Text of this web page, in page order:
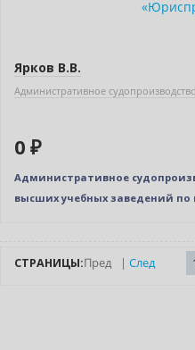
Ярков В.В.
Административное судопроизводство
0 ₽
Административное
высших учебных заведений
СТРАНИЦЫ:Пред | След